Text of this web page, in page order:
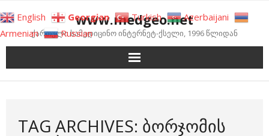
to
content
www.medgeo.net
ქართული სამედიცინო ინტერნეტ-ქსელი, 1996 წლიდან
TAG ARCHIVES: ᲑᲝᲠᲯᲝᲛᲘᲡ
English Georgian Turkish
Azerbaijani
Armenian
Russian